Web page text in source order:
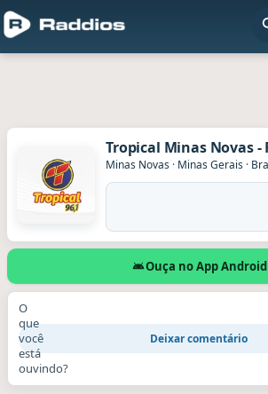
Tropical Minas Novas -
Minas Novas · Minas Gerais ·
Ouça no App Android
O
que
você
está
ouvindo?
Deixar comentário